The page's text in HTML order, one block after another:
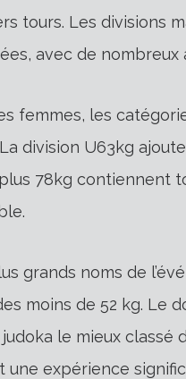
tours. Les divisions
avec de nombreux
femmes, les
division U63kg
78kg contiennent
grands noms de
moins de 52 kg. Le
le mieux classé
une expérience